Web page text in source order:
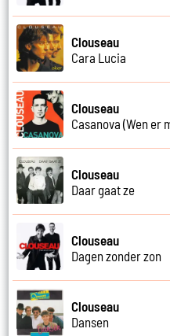
Clouseau
Cara Lucia
Clouseau
Casanova (Wen er
Clouseau
Daar gaat ze
Clouseau
Dagen zonder zon
Clouseau
Dansen